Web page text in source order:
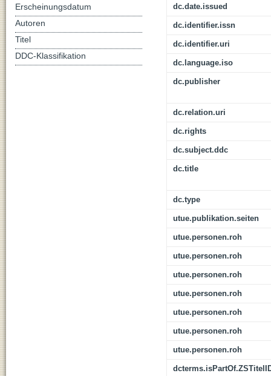
dc.date.issued
dc.identifier.issn
dc.identifier.uri
dc.language.iso
dc.publisher
dc.relation.uri
dc.rights
dc.subject.ddc
dc.title
dc.type
utue.publikation.seiten
utue.personen.roh
utue.personen.roh
utue.personen.roh
utue.personen.roh
utue.personen.roh
utue.personen.roh
utue.personen.roh
Erscheinungsdatum
Autoren
Titel
DDC-Klassifikation